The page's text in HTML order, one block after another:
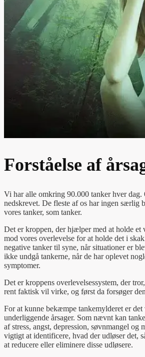
Forståelse af
Vi har alle omkring 90.000 tanker hver
nedskrevet. De fleste af os har ingen særlig
vores tanker, som tanker.
Det er kroppen, der hjælper med at holde et
mod vores overlevelse for at holde det i
negative tanker til syne, når situationer er
ikke undgå tankerne, når de har oplevet
symptomer.
Det er kroppens overlevelsessystem, der
rent faktisk vil virke, og først da forsøger
For at kunne bekæmpe tankemylderet er
underliggende årsager. Som nævnt kan
af stress, angst, depression, søvnmangel og
vigtigt at identificere, hvad der udløser det,
at reducere eller eliminere disse udløsere.